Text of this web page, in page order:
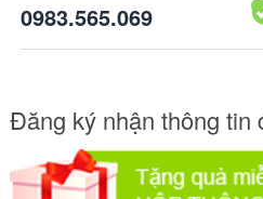
0983.565.069
Đăng ký nhận thông tin